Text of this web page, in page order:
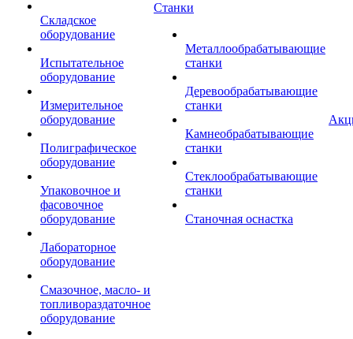
Складское
оборудование
Испытательное
оборудование
Измерительное
оборудование
Полиграфическое
оборудование
Упаковочное и
фасовочное
оборудование
Лабораторное
оборудование
Смазочное, масло- и
топливораздаточное
оборудование
Станки
Металлообрабатывающие
станки
Деревообрабатывающие
станки
Камнеобрабатывающие
станки
Стеклообрабатывающие
станки
Станочная оснастка